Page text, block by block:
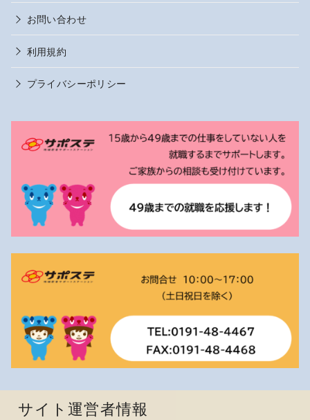
お問い合わせ
利用規約
プライバシーポリシー
サイト運営者情報